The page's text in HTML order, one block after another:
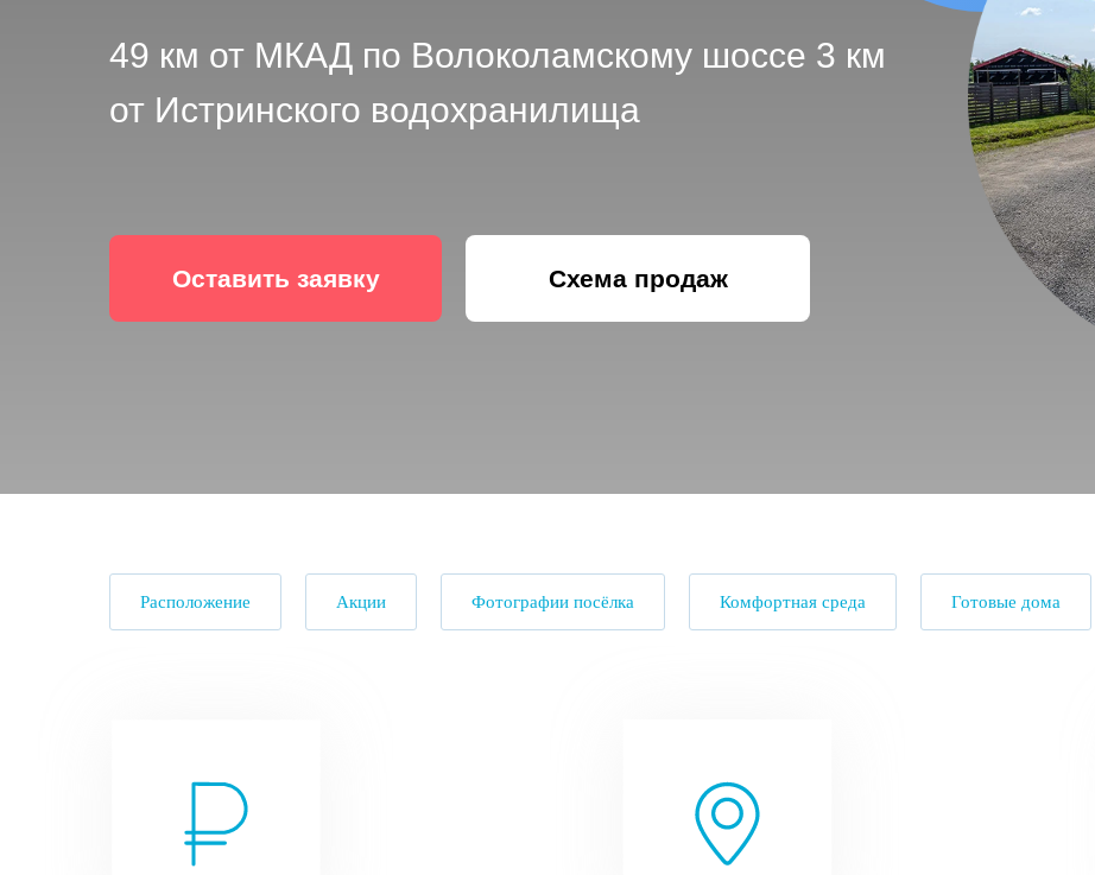
Оставить заявку Схема продаж
49 км от МКАД по Волоколамскому шоссе 3 км
от Истринского водохранилища
Расположение Акции Фотографии посёлка Комфортная среда Готовые дома